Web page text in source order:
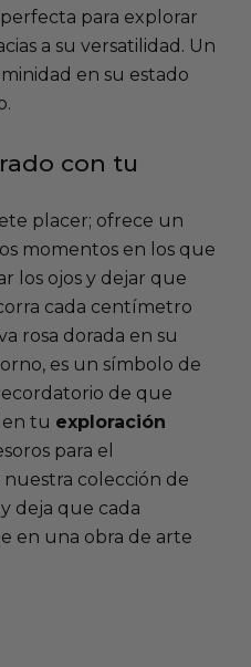
para explorar
a su versatilidad. Un
en su estado
con tu
placer; ofrece un
momentos en los que
los ojos y dejar que
cada centímetro
rosa dorada en su
es un símbolo de
de que
en tu exploración
para el
colección de
y deja que cada
en una obra de arte